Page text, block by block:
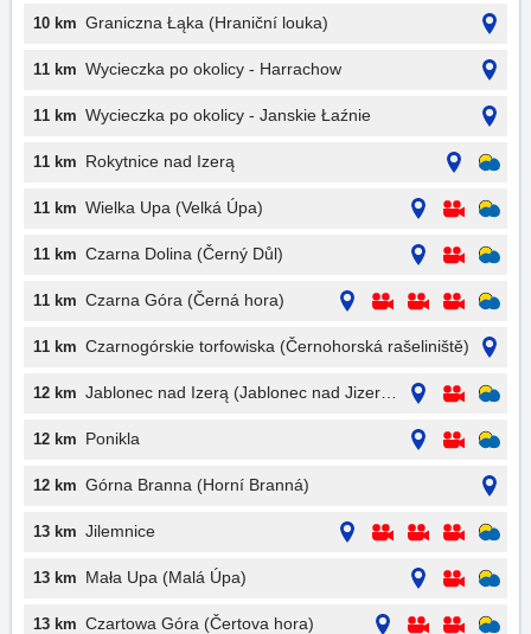
10 km Graniczna Łąka (Hraniční louka)
11 km Wycieczka po okolicy - Harrachow
11 km Wycieczka po okolicy - Janskie Łaźnie
11 km Rokytnice nad Izerą
11 km Wielka Upa (Velká Úpa)
11 km Czarna Dolina (Černý Důl)
11 km Czarna Góra (Černá hora)
11 km Czarnogórskie torfowiska (Černohorská rašeliniště)
12 km Jablonec nad Izerą (Jablonec nad Jizerou)
12 km Ponikla
12 km Górna Branna (Horní Branná)
13 km Jilemnice
13 km Mała Upa (Malá Úpa)
13 km Czartowa Góra (Čertova hora)